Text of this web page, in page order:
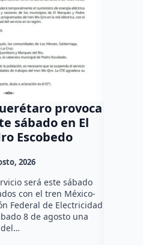
provoca
sábado en El
Escobedo
2026
será este sábado
con el tren México-
Federal de Electricidad
8 de agosto una